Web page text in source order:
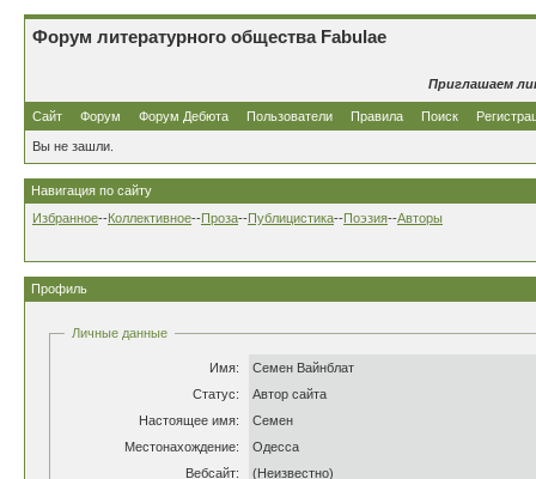
Форум литературного общества Fabulae
Приглашаем
Сайт Форум Форум Дебюта Пользователи Правила Поиск
Вы не зашли.
Навигация по сайту
Избранное--Коллективное--Проза--Публицистика--Поэзия--Авторы
Профиль
Личные данные
Имя:
Семен Вайнблат
Статус:
Автор сайта
Настоящее имя:
Семен
Местонахождение:
Одесса
Вебсайт:
(Неизвестно)